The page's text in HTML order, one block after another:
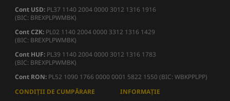
Cont USD: PL37 1140 2004 0000 3012 1316 1916
(BIC: BREXPLPWMBK)
Cont CZK: PL02 1140 2004 0000 3312 1316 1429
(BIC: BREXPLPWMBK)
Cont HUF: PL39 1140 2004 0000 3012 1316 1783
(BIC: BREXPLPWMBK)
Cont RON: PL52 1090 1766 0000 0001 5822 1550 (BIC: WBKPPLPP)
CONDIȚII DE CUMPĂRARE
INFORMAȚIE